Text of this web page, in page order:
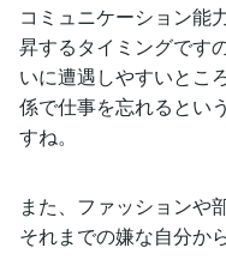
コミュニケーション能
昇するタイミングです
いに遭遇しやすいとこ
係で仕事を忘れるとい
すね。
また、ファッションや
それまでの嫌な自分か